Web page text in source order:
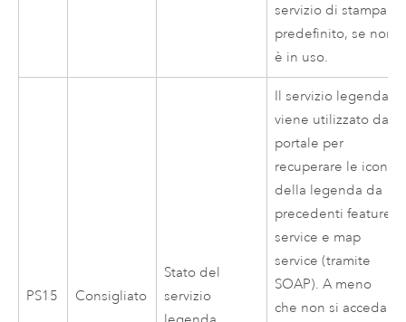
servizio di stampa
predefinito, se non
è in uso.
PS15 Consigliato
Stato del
servizio
Il servizio legenda
viene utilizzato dal
portale per
recuperare le icone
della legenda da
precedenti feature
service e map
service (tramite
SOAP). A meno
che non si acceda